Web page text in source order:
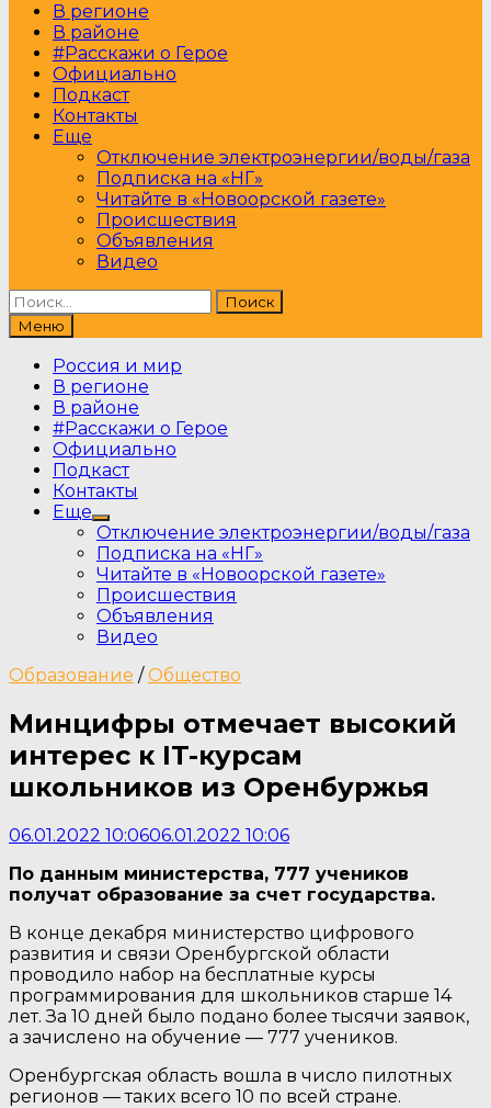
В регионе
В районе
#Расскажи о Герое
Официально
Подкаст
Контакты
Еще
Отключение электроэнергии/воды/газа
Подписка на «НГ»
Читайте в «Новоорской газете»
Происшествия
Объявления
Видео
Найти:
Меню
Россия и мир
В регионе
В районе
#Расскажи о Герое
Официально
Подкаст
Контакты
Еще
Show
sub
menu
Отключение электроэнергии/воды/газа
Подписка на «НГ»
Читайте в «Новоорской газете»
Происшествия
Объявления
Видео
Образование /Общество
Минцифры отмечает высокий
интерес к IT-курсам
школьников из Оренбуржья
06.01.2022 10:0606.01.2022 10:06
По данным министерства, 777 учеников
получат образование за счет государства.
В конце декабря министерство цифрового
развития и связи Оренбургской области
проводило набор на бесплатные курсы
программирования для школьников старше 14
лет. За 10 дней было подано более тысячи заявок,
а зачислено на обучение — 777 учеников.
Оренбургская область вошла в число пилотных
регионов — таких всего 10 по всей стране.